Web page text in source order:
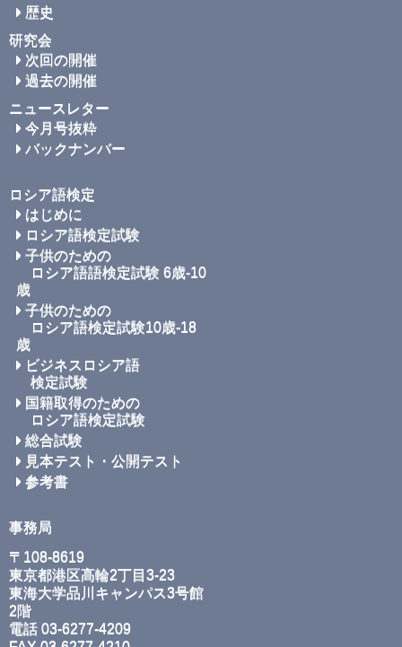
歴史
研究会
次回の開催
過去の開催
ニュースレター
今月号抜粋
バックナンバー
ロシア語検定
はじめに
ロシア語検定試験
子供のための
ロシア語語検定試験 6歳-10
歳
子供のための
ロシア語検定試験10歳-18
歳
ビジネスロシア語
検定試験
国籍取得のための
ロシア語検定試験
総合試験
見本テスト・公開テスト
参考書
事務局
〒108-8619
東京都港区高輪2丁目3-23
東海大学品川キャンパス3号館
2階
電話 03-6277-4209